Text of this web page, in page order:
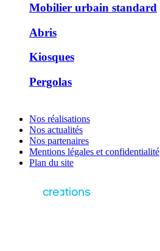
Mobilier urbain standard
Abris
Kiosques
Pergolas
Nos réalisations
Nos actualités
Nos partenaires
Mentions légales et confidentialité
Plan du site